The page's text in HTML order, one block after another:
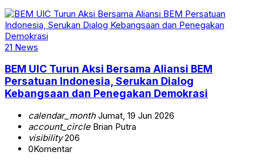
21 News
BEM UIC Turun Aksi Bersama Aliansi BEM
Persatuan Indonesia, Serukan Dialog
Kebangsaan dan Penegakan Demokrasi
calendar_monthJumat, 19 Jun 2026
account_circleBrian Putra
visibility206
0Komentar